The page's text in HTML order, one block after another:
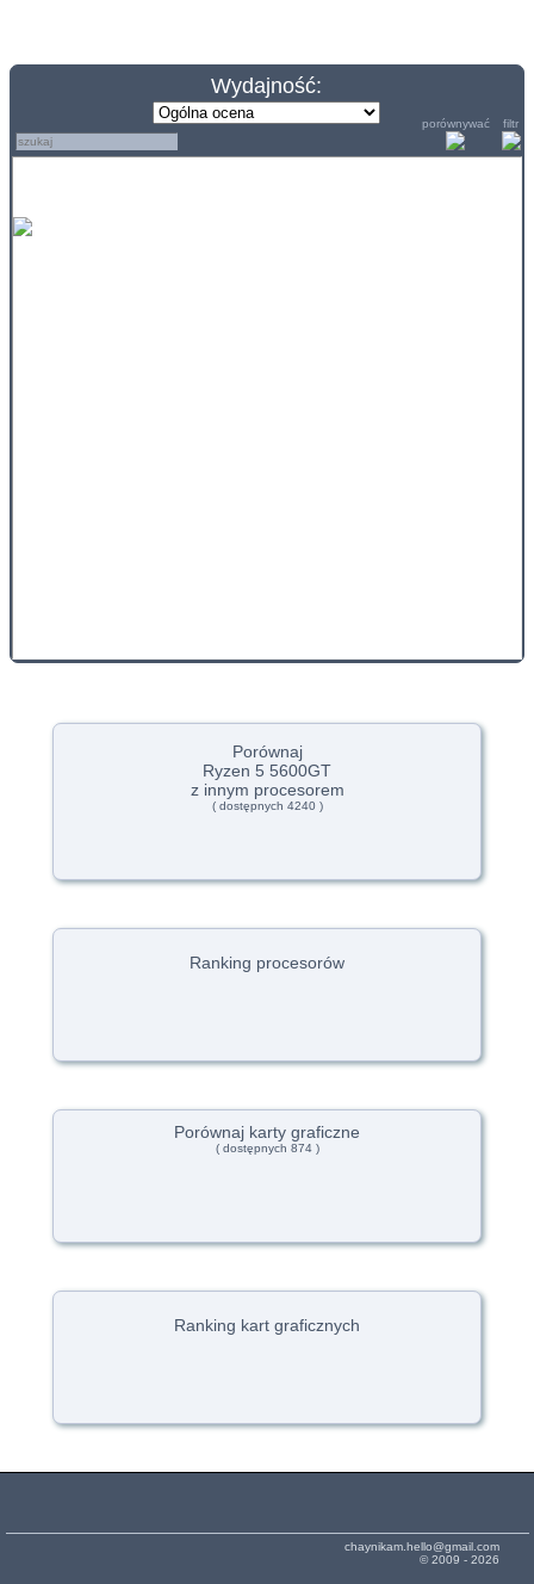
Wydajność:
porównywać filtr
Porównaj
Ryzen 5 5600GT
z innym procesorem
( dostępnych 4240 )
Ranking procesorów
Porównaj karty graficzne
( dostępnych 874 )
Ranking kart graficznych
chaynikam.hello@gmail.com
© 2009 - 2026